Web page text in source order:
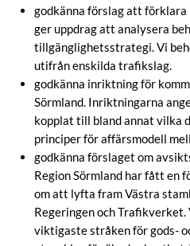
godkänna förslag att
ger uppdrag att analysera
tillgänglighetsstrategi. Vi
utifrån enskilda trafikslag.
godkänna inriktning för
Sörmland. Inriktningarna
kopplat till bland annat vilka
principer för affärsmodell
godkänna förslaget om
Region Sörmland har fått en
om att lyfta fram Västra
Regeringen och
viktigaste stråken för gods-